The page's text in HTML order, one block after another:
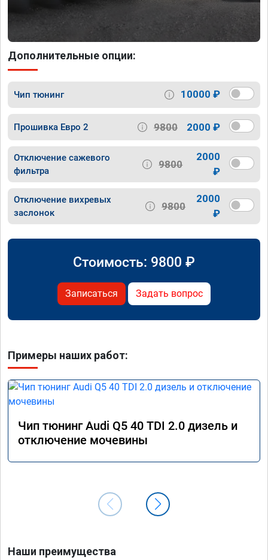
Дополнительные опции:
Чип тюнинг 10000 ₽
Прошивка Евро 2 9800 2000 ₽
Отключение сажевого
фильтра
9800
2000
₽
Отключение вихревых
заслонок
9800
2000
₽
Стоимость: 9800 ₽
Записаться Задать вопрос
Примеры наших работ:
Чип тюнинг Audi Q5 40 TDI 2.0 дизель и
отключение мочевины
Наши преимущества